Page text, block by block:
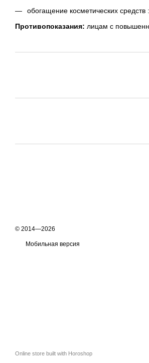
обогащение косметических
Противопоказания: лицам с
© 2014—2026
Мобильная версия
Online store built with Horoshop